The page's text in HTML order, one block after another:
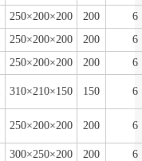
250×200×200 200
6
250×200×200 200
6
250×200×200 200
6
310×210×150 150 6
250×200×200 200 6
300×250×200 200
6